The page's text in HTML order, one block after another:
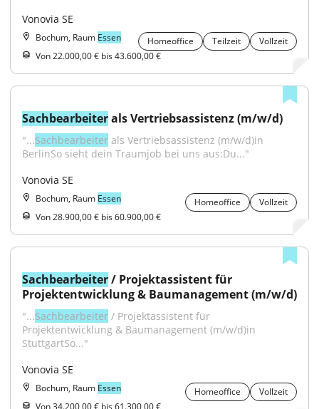
Vonovia SE
Bochum, Raum Essen Homeoffice Teilzeit
Vollzeit
Von 22.000,00 € bis 43.600,00 €
Sachbearbeiter als Vertriebsassistenz (m/w/d)
"...Sachbearbeiter als Vertriebsassistenz (m/w/d)in
BerlinSo sieht dein Traumjob bei uns aus:Du..."
Vonovia SE
Bochum, Raum Essen Homeoffice
Vollzeit
Von 28.900,00 € bis 60.900,00 €
Sachbearbeiter / Projektassistent für
Projektentwicklung & Baumanagement (m/w/d)
"...Sachbearbeiter / Projektassistent für
Projektentwicklung & Baumanagement (m/w/d)in
StuttgartSo..."
Vonovia SE
Bochum, Raum Essen Homeoffice
Vollzeit
Von 34.200,00 € bis 61.300,00 €